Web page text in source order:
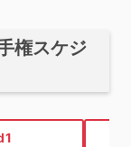
権スケジ